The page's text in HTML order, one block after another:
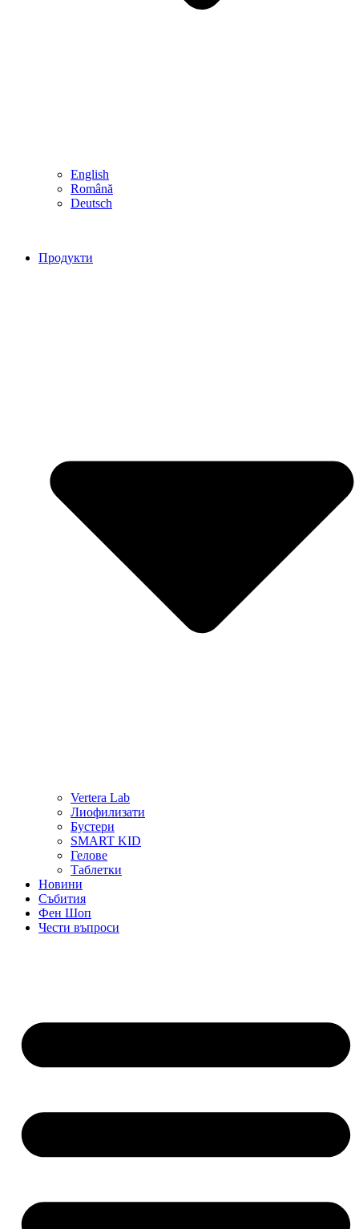
English
Română
Deutsch
Продукти
Vertera Lab
Лиофилизати
Бустери
SMART KID
Гелове
Таблетки
Новини
Събития
Фен Шоп
Чести въпроси